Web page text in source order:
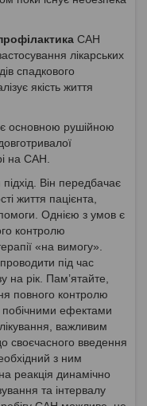
САН
лікарських
спадкового
якість життя
основною рушійною
на САН.
Він передбачає
життя пацієнта,
Однією з умов є
контролю
«на вимогу».
під час
на рік. Пам’ятайте,
повного контролю
ефектами
важливим
своєчасного введення
з ним
реакція динамічно
та інтервалу